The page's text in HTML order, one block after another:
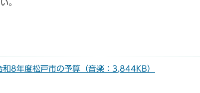
。
8年度松戸市の予算（音楽：3,844KB）